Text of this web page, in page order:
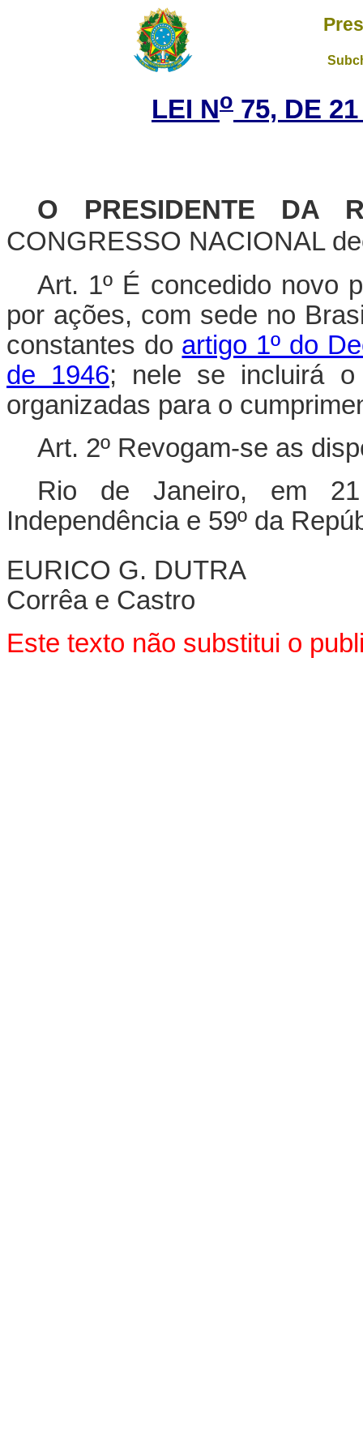
LEI No 75, DE
O PRESIDENTE DA
CONGRESSO NACIONAL
Art. 1º É concedido novo
por ações, com sede no
constantes do artigo 1º do
de 1946; nele se incluirá o
organizadas para o
Art. 2º Revogam-se as
Rio de Janeiro, em
Independência e 59º da
EURICO G. DUTRA
Corrêa e Castro
Este texto não substitui o